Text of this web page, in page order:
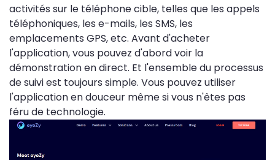
activités sur le téléphone cible, telles que les appels
téléphoniques, les e-mails, les SMS, les
emplacements GPS, etc. Avant d'acheter
l'application, vous pouvez d'abord voir la
démonstration en direct. Et l'ensemble du processus
de suivi est toujours simple. Vous pouvez utiliser
l'application en douceur même si vous n'êtes pas
féru de technologie.